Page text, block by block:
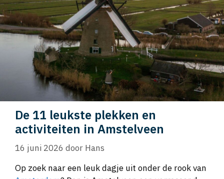
De 11 leukste plekken en
activiteiten in Amstelveen
16 juni 2026 door Hans
Op zoek naar een leuk dagje uit onder de rook van